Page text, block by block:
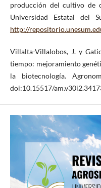
producción del cultivo de
Universidad Estatal del
http://
Villalta-Villalobos, J. y
tiempo: mejoramiento
la biotecnología.
doi:10.15517/